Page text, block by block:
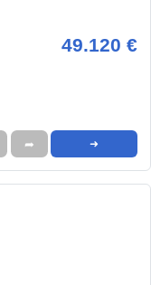
49.120 €
➦ ➜